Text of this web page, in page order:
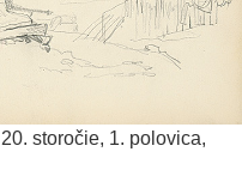
20. storočie, 1. polovica,